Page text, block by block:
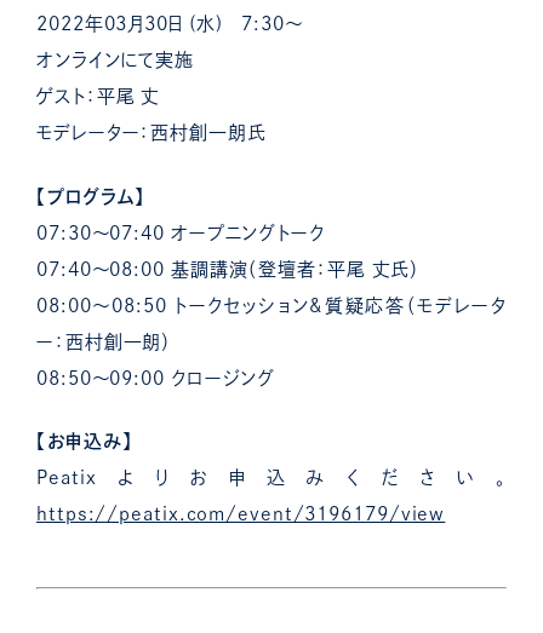
2022年03月30日 (水) 7:30～
オンラインにて実施
ゲスト：平尾 丈
モデレーター：西村創一朗氏
【プログラム】
07:30〜07:40 オープニングトーク
07:40〜08:00 基調講演（登壇者：平尾 丈氏）
08:00〜08:50 トークセッション&質疑応答（モデレータ
ー：西村創一朗）
08:50〜09:00 クロージング
【お申込み】
Peatixよりお申込みください。
https://peatix.com/event/3196179/view